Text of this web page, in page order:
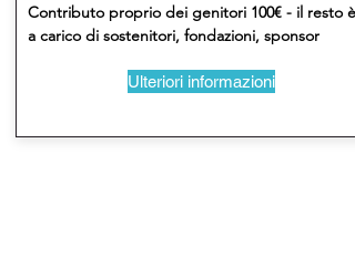
Contributo proprio dei genitori 100€ - il resto è
a carico di sostenitori, fondazioni, sponsor
Ulteriori informazioni